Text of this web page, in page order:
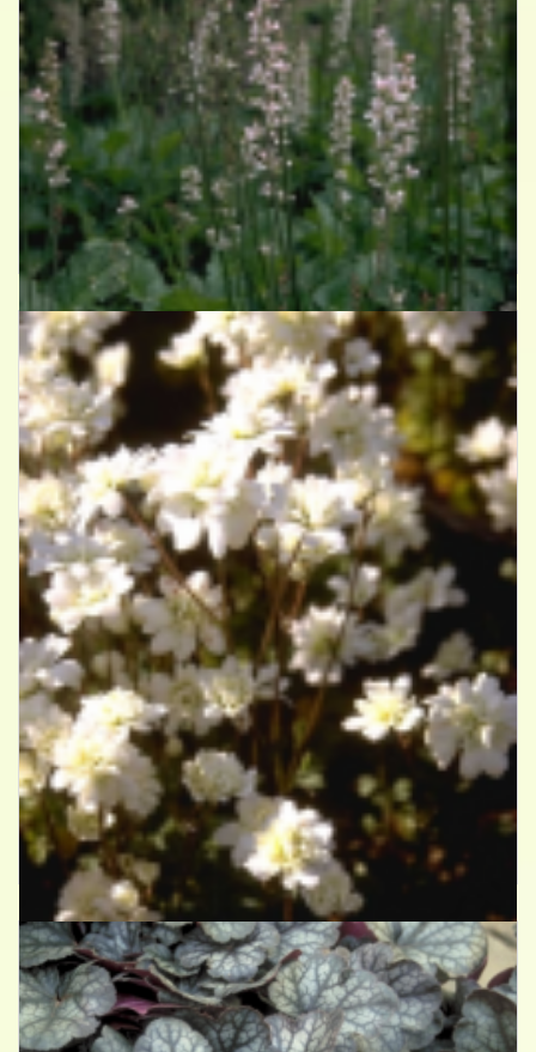
Francoa
Francoa sonchifolia
Haarlems klokkenspel
Saxifraga granulata 'Plena'